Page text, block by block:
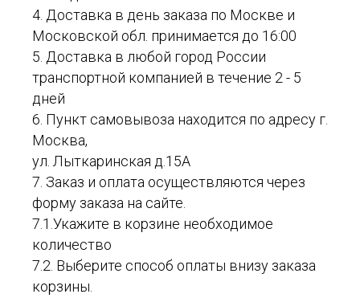
4. Доставка в день заказа по Москве и
Московской обл. принимается до 16:00
5. Доставка в любой город России
транспортной компанией в течение 2 - 5
дней
6. Пункт самовывоза находится по адресу г.
Москва,
ул. Лыткаринская д.15А
7. Заказ и оплата осуществляются через
форму заказа на сайте.
7.1.Укажите в корзине необходимое
количество
7.2. Выберите способ оплаты внизу заказа
корзины.